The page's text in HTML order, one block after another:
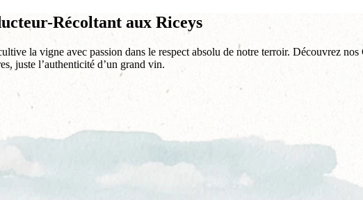
Récoltant aux Riceys
la vigne avec passion dans le respect absolu de notre terroir. Découvrez nos
juste l’authenticité d’un grand vin.